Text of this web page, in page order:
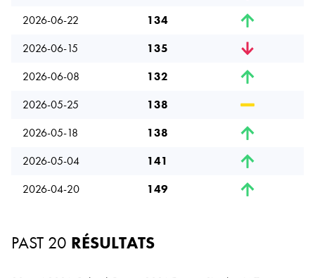
2026-06-22
134
2026-06-15
135
2026-06-08
132
2026-05-25
138
2026-05-18
138
2026-05-04
141
2026-04-20
149
PAST 20 RÉSULTATS